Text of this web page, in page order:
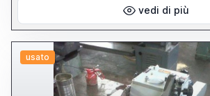
vedi di più
usato